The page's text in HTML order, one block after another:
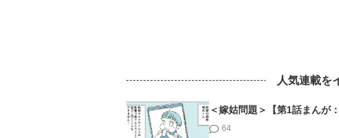
人気連載を
＜嫁姑問題＞【第1話まんが
64